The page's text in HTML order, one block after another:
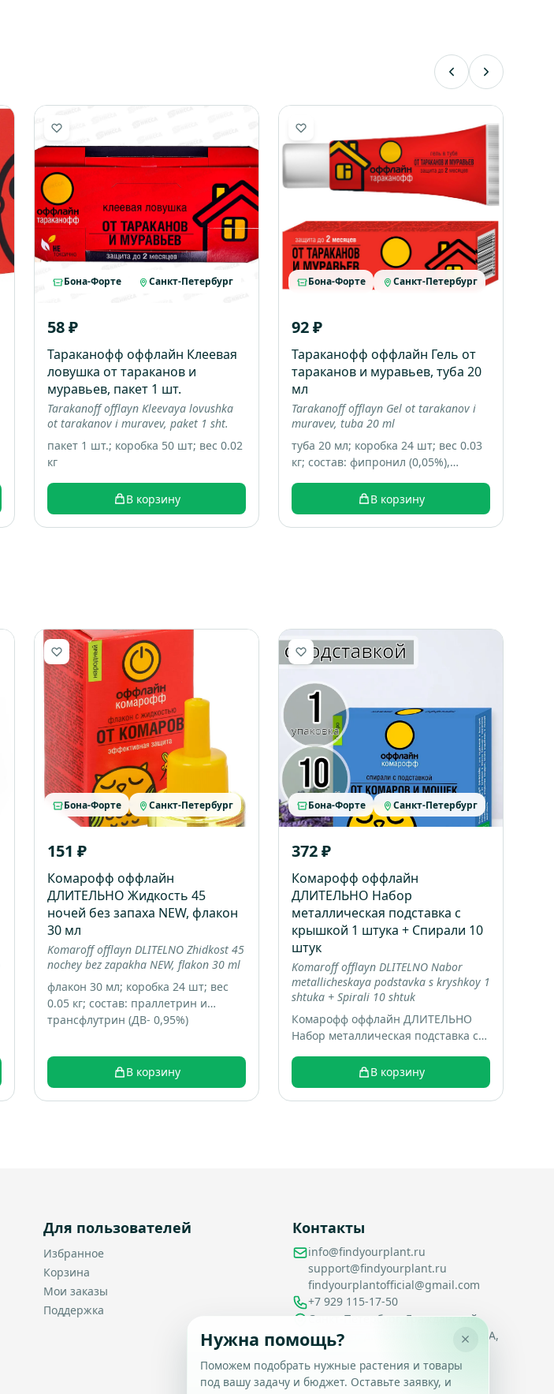
Бона-Форте Санкт-Петербург
58 ₽
Тараканофф оффлайн Клеевая
ловушка от тараканов и
муравьев, пакет 1 шт.
Tarakanoff offlayn Kleevaya lovushka
ot tarakanov i muravev, paket 1 sht.
пакет 1 шт.; коробка 50 шт; вес 0.02
кг
В корзину
Бона-Форте Санкт-Петербург
92 ₽
Тараканофф оффлайн Гель от
тараканов и муравьев, туба 20
мл
Tarakanoff offlayn Gel ot tarakanov i
muravev, tuba 20 ml
туба 20 мл; коробка 24 шт; вес 0.03
кг; состав: фипронил (0,05%),
консервант, битрекс, пищевые
аттрактанты
В корзину
Бона-Форте Санкт-Петербург
151 ₽
Комарофф оффлайн
ДЛИТЕЛЬНО Жидкость 45
ночей без запаха NEW, флакон
30 мл
Komaroff offlayn DLITELNO Zhidkost 45
nochey bez zapakha NEW, flakon 30 ml
флакон 30 мл; коробка 24 шт; вес
0.05 кг; состав: праллетрин и
трансфлутрин (ДВ- 0,95%)
В корзину
Бона-Форте Санкт-Петербург
372 ₽
Комарофф оффлайн
ДЛИТЕЛЬНО Набор
металлическая подставка с
крышкой 1 штука + Спирали 10
штук
Komaroff offlayn DLITELNO Nabor
metallicheskaya podstavka s kryshkoy 1
shtuka + Spirali 10 shtuk
Комарофф оффлайн ДЛИТЕЛЬНО
Набор металлическая подставка с
штук; коробка 16 шт; вес 0.22 кг
В корзину
Для пользователей
Избранное
Корзина
Мои заказы
Поддержка
Контакты
info@findyourplant.ru
support@findyourplant.ru
findyourplantofficial@gmail.com
+7 929 115-17-50
Санкт-Петербург, Гражданский
проспект, д. 104, корп. 1, литера А,
офис 430
Нужна помощь?
Поможем подобрать нужные растения и товары
под вашу задачу и бюджет. Оставьте заявку, и